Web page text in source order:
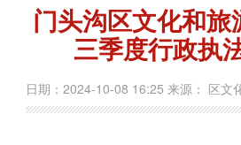
门头沟区文化和
三季度行政执
日期：2024-10-08 16:25 来源： 区文